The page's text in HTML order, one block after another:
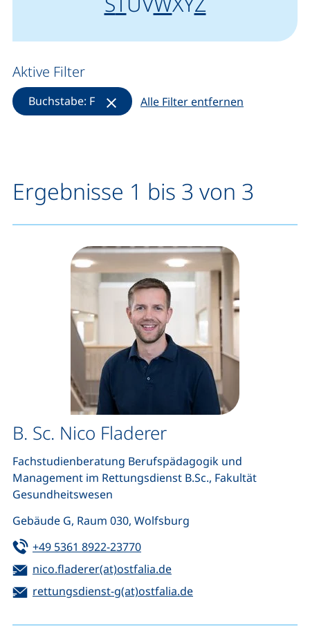
Aktive Filter
Buchstabe: F(Filter entfernen)Alle Filter entfernen
Ergebnisse 1 bis 3 von 3
B. Sc. Nico Fladerer
Fachstudienberatung Berufspädagogik und
Management im Rettungsdienst B.Sc., Fakultät
Gesundheitswesen
Gebäude G, Raum 030, Wolfsburg
Tel:
+49 5361 8922-23770(startet einen Telefonanruf,
E-Mail:
nico.fladerer(at)ostfalia.de(öffnet Ihr E-Mail-
E-Mail:
rettungsdienst-g(at)ostfalia.de(öffnet Ihr E-Mail-